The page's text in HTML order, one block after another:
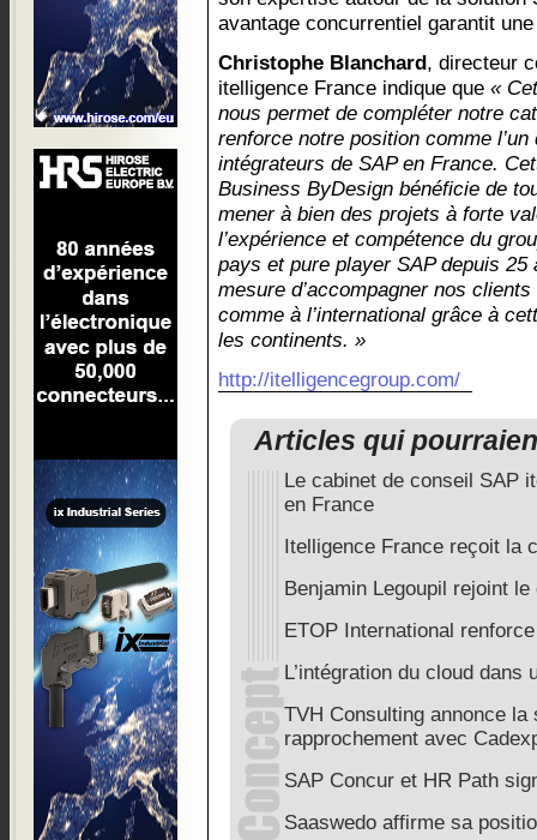
avantage concurrentiel garantit
Christophe Blanchard, directeur
itelligence France indique que «
nous permet de compléter notre
renforce notre position comme
intégrateurs de SAP en France.
Business ByDesign bénéficie de
mener à bien des projets à forte
l’expérience et compétence du
pays et pure player SAP depuis
mesure d’accompagner nos
comme à l’international grâce à
les continents. »
http://itelligencegroup.com/
Articles qui
Le cabinet de conseil SAP
en France
Itelligence France reçoit la
Benjamin Legoupil rejoint
ETOP International
L’intégration du cloud dans
TVH Consulting annonce
rapprochement avec
SAP Concur et HR Path
Saaswedo affirme sa